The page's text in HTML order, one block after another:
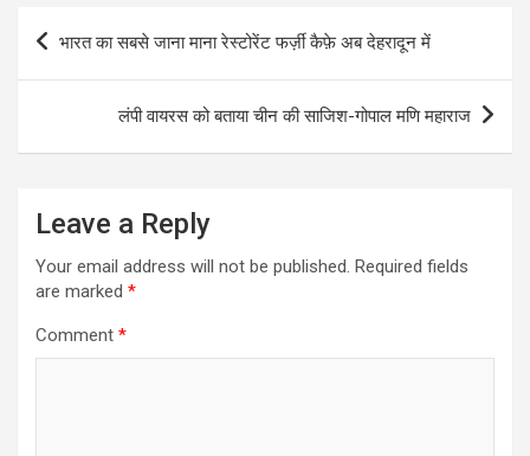
Post
भारत का सबसे जाना माना रेस्टोरेंट फर्ज़ी कैफ़े अब देहरादून में
लंपी वायरस को बताया चीन की साजिश-गोपाल मणि महाराज
Leave a Reply
Your email address will not be published. Required fields
are marked *
Comment *